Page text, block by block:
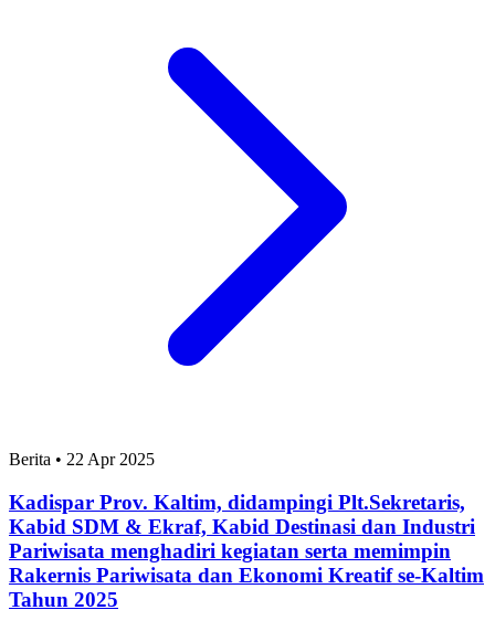
Berita • 22 Apr 2025
Kadispar Prov. Kaltim, didampingi Plt.Sekretaris,
Kabid SDM & Ekraf, Kabid Destinasi dan Industri
Pariwisata menghadiri kegiatan serta memimpin
Rakernis Pariwisata dan Ekonomi Kreatif se-Kaltim
Tahun 2025